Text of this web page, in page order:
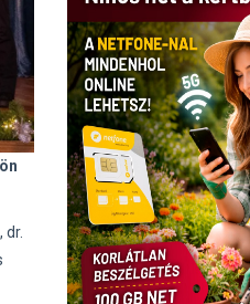
dr.